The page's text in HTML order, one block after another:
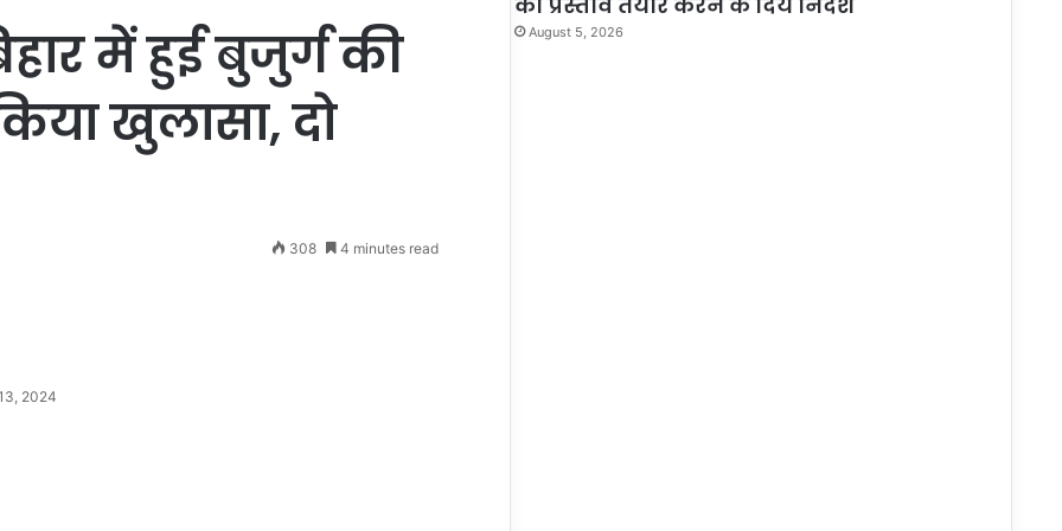
में हुई बुजुर्ग की
खुलासा, दो
2024
308 4 minutes read
August 5, 2026